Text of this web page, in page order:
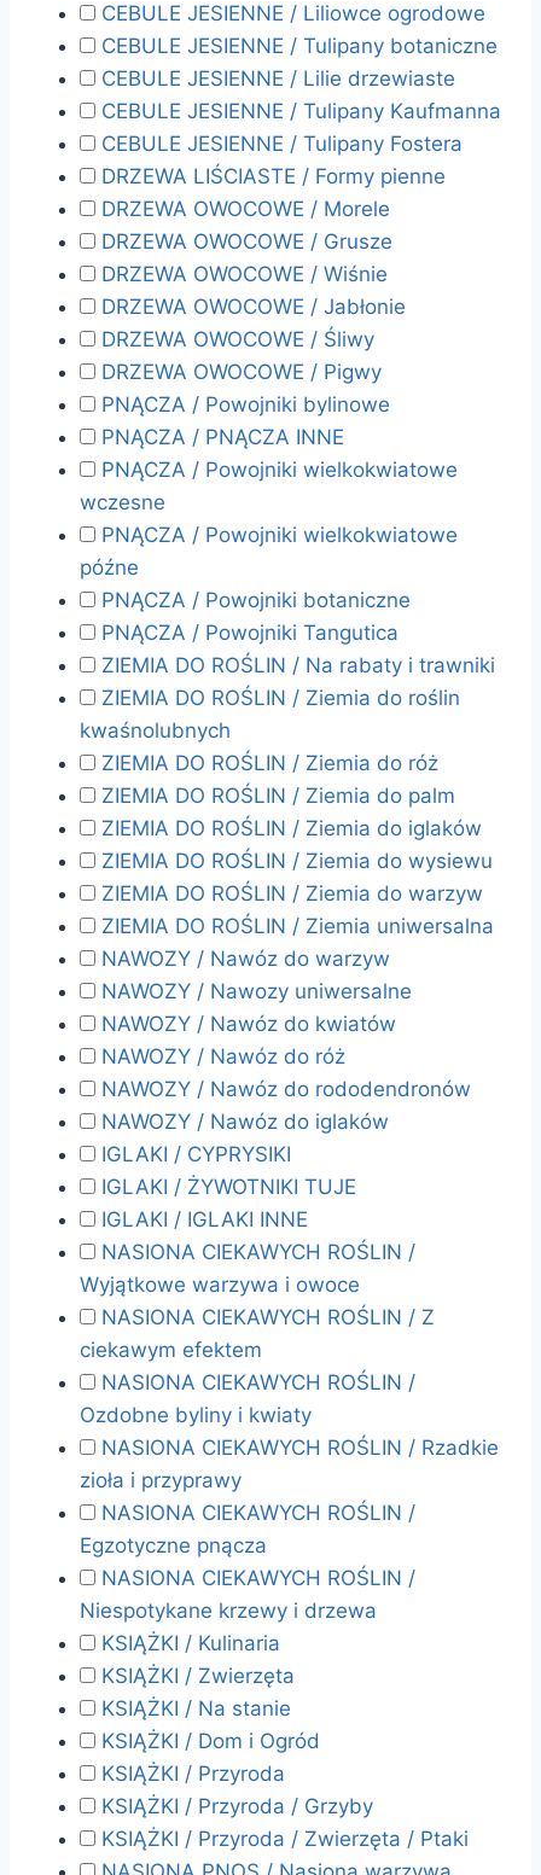
CEBULE JESIENNE / Liliowce ogrodowe
CEBULE JESIENNE / Tulipany botaniczne
CEBULE JESIENNE / Lilie drzewiaste
CEBULE JESIENNE / Tulipany Kaufmanna
CEBULE JESIENNE / Tulipany Fostera
DRZEWA LIŚCIASTE / Formy pienne
DRZEWA OWOCOWE / Morele
DRZEWA OWOCOWE / Grusze
DRZEWA OWOCOWE / Wiśnie
DRZEWA OWOCOWE / Jabłonie
DRZEWA OWOCOWE / Śliwy
DRZEWA OWOCOWE / Pigwy
PNĄCZA / Powojniki bylinowe
PNĄCZA / PNĄCZA INNE
PNĄCZA / Powojniki wielkokwiatowe
wczesne
PNĄCZA / Powojniki wielkokwiatowe
późne
PNĄCZA / Powojniki botaniczne
PNĄCZA / Powojniki Tangutica
ZIEMIA DO ROŚLIN / Na rabaty i trawniki
ZIEMIA DO ROŚLIN / Ziemia do roślin
kwaśnolubnych
ZIEMIA DO ROŚLIN / Ziemia do róż
ZIEMIA DO ROŚLIN / Ziemia do palm
ZIEMIA DO ROŚLIN / Ziemia do iglaków
ZIEMIA DO ROŚLIN / Ziemia do wysiewu
ZIEMIA DO ROŚLIN / Ziemia do warzyw
ZIEMIA DO ROŚLIN / Ziemia uniwersalna
NAWOZY / Nawóz do warzyw
NAWOZY / Nawozy uniwersalne
NAWOZY / Nawóz do kwiatów
NAWOZY / Nawóz do róż
NAWOZY / Nawóz do rododendronów
NAWOZY / Nawóz do iglaków
IGLAKI / CYPRYSIKI
IGLAKI / ŻYWOTNIKI TUJE
IGLAKI / IGLAKI INNE
NASIONA CIEKAWYCH ROŚLIN /
Wyjątkowe warzywa i owoce
NASIONA CIEKAWYCH ROŚLIN / Z
ciekawym efektem
NASIONA CIEKAWYCH ROŚLIN /
Ozdobne byliny i kwiaty
NASIONA CIEKAWYCH ROŚLIN / Rzadkie
zioła i przyprawy
NASIONA CIEKAWYCH ROŚLIN /
Egzotyczne pnącza
NASIONA CIEKAWYCH ROŚLIN /
Niespotykane krzewy i drzewa
KSIĄŻKI / Kulinaria
KSIĄŻKI / Zwierzęta
KSIĄŻKI / Na stanie
KSIĄŻKI / Dom i Ogród
KSIĄŻKI / Przyroda
KSIĄŻKI / Przyroda / Grzyby
KSIĄŻKI / Przyroda / Zwierzęta / Ptaki